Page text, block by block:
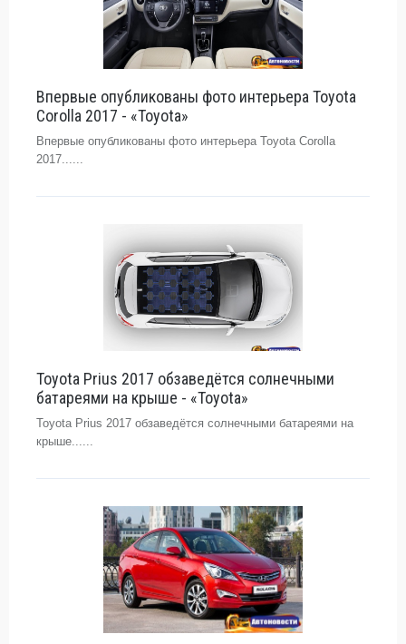
Впервые опубликованы фото интерьера Toyota
Corolla 2017 - «Toyota»
Впервые опубликованы фото интерьера Toyota Corolla
2017......
Toyota Prius 2017 обзаведётся солнечными
батареями на крыше - «Toyota»
Toyota Prius 2017 обзаведётся солнечными батареями на
крыше......